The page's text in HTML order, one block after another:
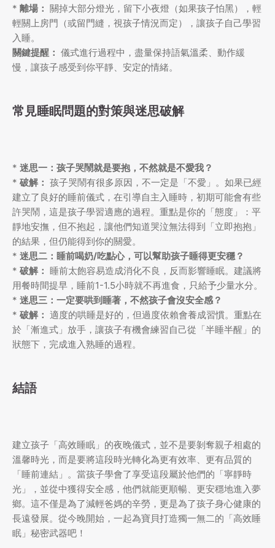
* 離場： 關掉大部分燈光，留下小夜燈（如果孩子怕黑），輕
輕關上房門（或留門縫，視孩子情況而定），讓孩子自己學習
入睡。
關鍵提醒： 儀式進行過程中，盡量保持語氣溫柔、動作緩
慢，讓孩子感受到你平靜、安定的情緒。
常見睡眠問題的對策與迷思破解
* 迷思一：孩子哭鬧就是要抱，不然就是不愛我？
* 破解： 孩子哭鬧有很多原因，不一定是「不愛」。如果已經
建立了良好的睡前儀式，在引導自主入睡時，初期可能會有些
許哭鬧，這是孩子學習適應的過程。重點是你的「態度」：平
靜地安撫，但不抱起，讓他們知道哭泣無法得到「立即抱抱」
的結果，但仍能得到你的關愛。
* 迷思二：睡前喝奶/吃點心，可以幫助孩子睡得更安穩？
* 破解： 睡前太飽容易造成消化不良，反而影響睡眠。建議將
用餐時間提早，睡前1-1.5小時就不再進食，只給予少量水分。
* 迷思三：一定要哄到睡著，不然孩子會沒安全感？
* 破解： 適度的哄睡是好的，但過度依賴會養成習慣。重點在
於「漸進式」放手，讓孩子有機會練習自己從「半睡半醒」的
狀態下，完成進入熟睡的過程。
結語
建立孩子「高效睡眠」的夜晚儀式，並不是要剝奪親子相處的
溫馨時光，而是要將這段時光轉化為更有效率、更有品質的
「睡前連結」。當孩子學會了享受這段屬於他們的「寧靜時
光」，並從中獲得安全感，他們就能更順暢、更安穩地進入夢
鄉。這不僅是為了減輕爸媽的辛勞，更是為了孩子身心健康的
長遠發展。從今晚開始，一起為寶貝打造獨一無二的「高效睡
眠」秘密武器吧！